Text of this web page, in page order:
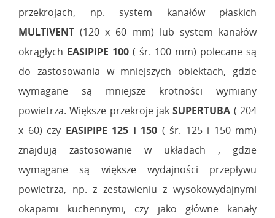
przekrojach, np. system kanałów płaskich
MULTIVENT (120 x 60 mm) lub system kanałów
okrągłych EASIPIPE 100 ( śr. 100 mm) polecane są
do zastosowania w mniejszych obiektach, gdzie
wymagane są mniejsze krotności wymiany
powietrza. Większe przekroje jakSUPERTUBA ( 204
x 60) czy EASIPIPE 125 i 150 ( śr. 125 i 150 mm)
znajdują zastosowanie w układach , gdzie
wymagane są większe wydajności przepływu
powietrza, np. z zestawieniu z wysokowydajnymi
okapami kuchennymi, czy jako główne kanały